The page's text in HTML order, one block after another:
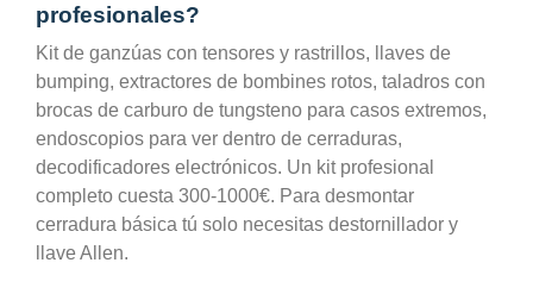
profesionales?
Kit de ganzúas con tensores y rastrillos, llaves de
bumping, extractores de bombines rotos, taladros con
brocas de carburo de tungsteno para casos extremos,
endoscopios para ver dentro de cerraduras,
decodificadores electrónicos. Un kit profesional
completo cuesta 300-1000€. Para desmontar
cerradura básica tú solo necesitas destornillador y
llave Allen.